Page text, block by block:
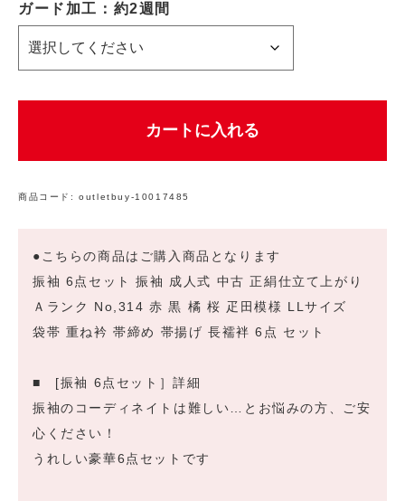
ガード加工：約2週間
カートに入れる
商品コード:outletbuy-10017485
●こちらの商品はご購入商品となります
振袖 6点セット 振袖 成人式 中古 正絹仕立て上がり
Ａランク No,314 赤 黒 橘 桜 疋田模様 LLサイズ
袋帯 重ね衿 帯締め 帯揚げ 長襦袢 6点 セット
■ [振袖 6点セット］詳細
振袖のコーディネイトは難しい…とお悩みの方、ご安
心ください！
うれしい豪華6点セットです